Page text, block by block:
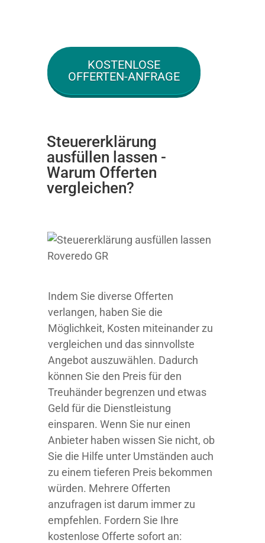
KOSTENLOSE
OFFERTEN-ANFRAGE
Steuererklärung
ausfüllen lassen -
Warum Offerten
vergleichen?
Indem Sie diverse Offerten
verlangen, haben Sie die
Möglichkeit, Kosten miteinander zu
vergleichen und das sinnvollste
Angebot auszuwählen. Dadurch
können Sie den Preis für den
Treuhänder begrenzen und etwas
Geld für die Dienstleistung
einsparen. Wenn Sie nur einen
Anbieter haben wissen Sie nicht, ob
Sie die Hilfe unter Umständen auch
zu einem tieferen Preis bekommen
würden. Mehrere Offerten
anzufragen ist darum immer zu
empfehlen. Fordern Sie Ihre
kostenlose Offerte sofort an: